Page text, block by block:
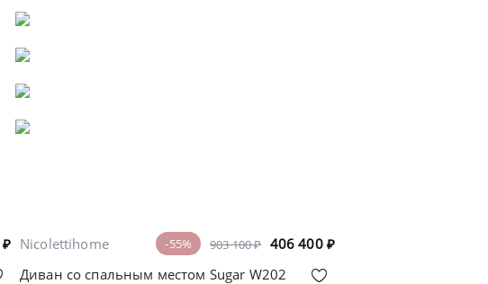
₽ 903 100 ₽ 406 400 ₽
-55%
Nicolettihome
Диван со спальным местом Sugar W202